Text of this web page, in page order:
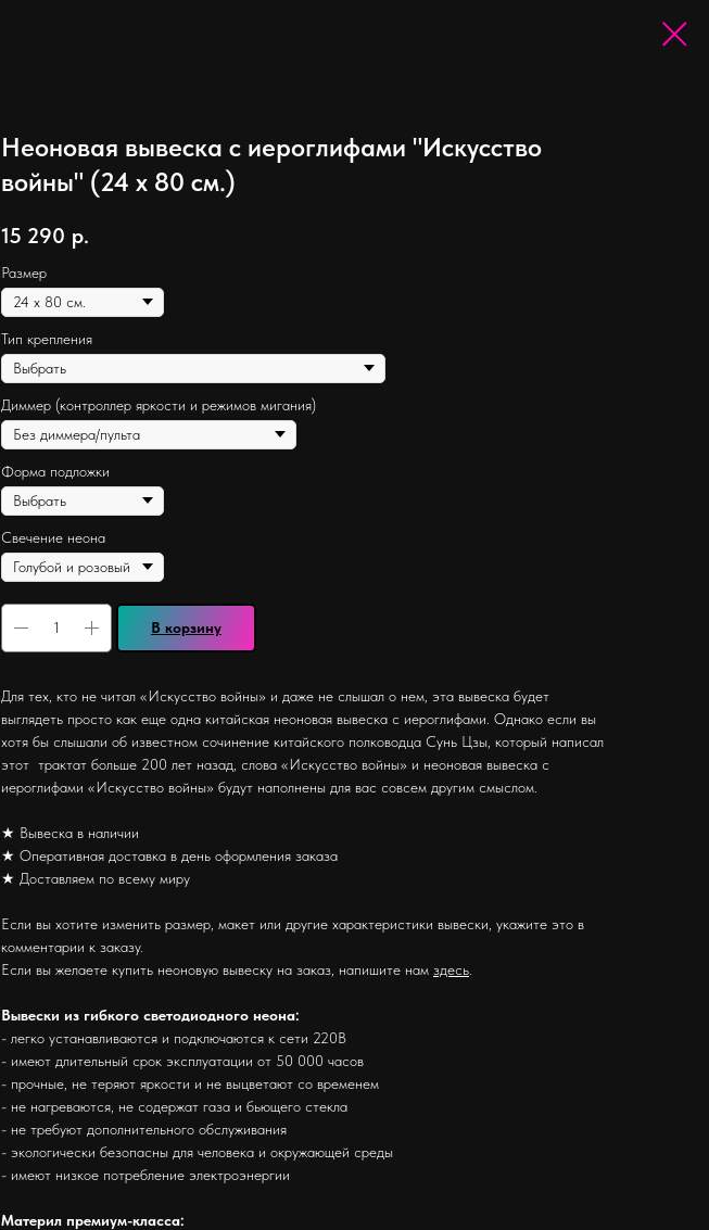
Неоновая вывеска с иероглифами "Искусство
войны" (24 х 80 см.)
15 290 р.
Размер
Тип крепления
Диммер (контроллер яркости и режимов мигания)
Форма подложки
Свечение неона
В корзину
Для тех, кто не читал «Искусство войны» и даже не слышал о нем, эта вывеска будет
выглядеть просто как еще одна китайская неоновая вывеска с иероглифами. Однако если вы
хотя бы слышали об известном сочинение китайского полководца Сунь Цзы, который написал
этот трактат больше 200 лет назад, слова «Искусство войны» и неоновая вывеска с
иероглифами «Искусство войны» будут наполнены для вас совсем другим смыслом.
★ Вывеска в наличии
★ Оперативная доставка в день оформления заказа
★ Доставляем по всему миру
Если вы хотите изменить размер, макет или другие характеристики вывески, укажите это в
комментарии к заказу.
Если вы желаете купить неоновую вывеску на заказ, напишите нам здесь
Вывески из гибкого светодиодного неона:
- легко устанавливаются и подключаются к сети 220В
- имеют длительный срок эксплуатации от 50 000 часов
- прочные, не теряют яркости и не выцветают со временем
- не нагреваются, не содержат газа и бьющего стекла
- не требуют дополнительного обслуживания
- экологически безопасны для человека и окружающей среды
- имеют низкое потребление электроэнергии
Материл премиум-класса: